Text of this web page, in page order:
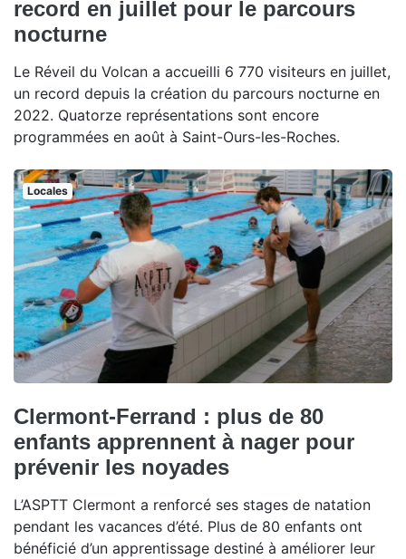
record en juillet pour le parcours
nocturne
Le Réveil du Volcan a accueilli 6 770 visiteurs en juillet,
un record depuis la création du parcours nocturne en
2022. Quatorze représentations sont encore
programmées en août à Saint-Ours-les-Roches.
Locales
Clermont-Ferrand : plus de 80
enfants apprennent à nager pour
prévenir les noyades
L’ASPTT Clermont a renforcé ses stages de natation
pendant les vacances d’été. Plus de 80 enfants ont
bénéficié d’un apprentissage destiné à améliorer leur